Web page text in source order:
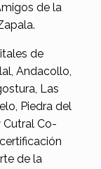
de la
de
Andacollo,
Las
Piedra del
Cutral Co-
de la